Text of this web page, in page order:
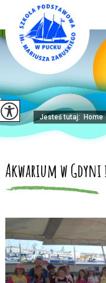
Jesteś tutaj: Home
Akwarium w Gdyni